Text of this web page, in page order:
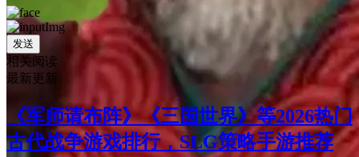
发送
相关阅读
最新更新
《军师请布阵》《三国世界》等2026热门
古代战争游戏排行，SLG策略手游推荐